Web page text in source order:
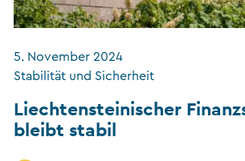
5. November 2024
Stabilität und Sicherheit
Liechtensteinischer
bleibt stabil